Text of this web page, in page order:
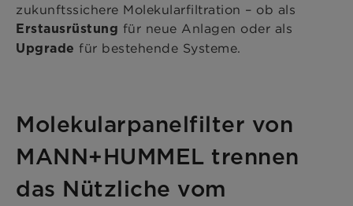
zukunftssichere Molekularfiltration – ob als
Erstausrüstung für neue Anlagen oder als
Upgrade für bestehende Systeme.
Molekularpanelfilter von
MANN+HUMMEL trennen
das Nützliche vom